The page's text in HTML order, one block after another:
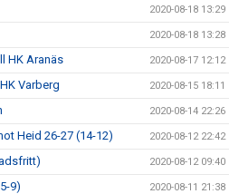
2020-08-18 13:29
2020-08-18 13:28
HK Aranäs 2020-08-17 12:12
Varberg 2020-08-15 18:11
2020-08-14 22:26
Heid 26-27 (14-12) 2020-08-12 22:42
2020-08-12 09:40
9) 2020-08-11 21:38